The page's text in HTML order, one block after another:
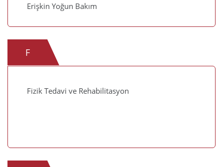
Erişkin Yoğun Bakım
F
Fizik Tedavi ve Rehabilitasyon